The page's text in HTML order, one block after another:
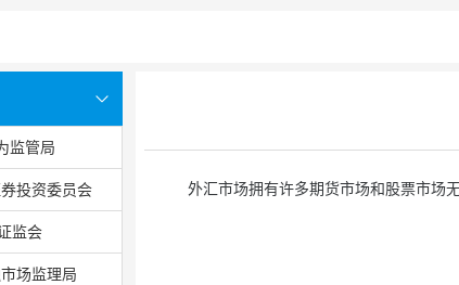
监管局
投资委员会
监会
场监理局
外汇市场拥有许多期货市场和股票市场无